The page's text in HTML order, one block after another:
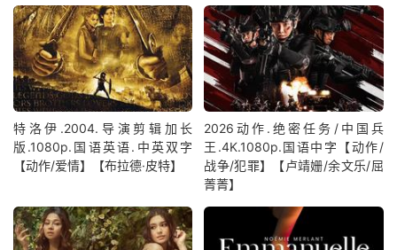
特洛伊.2004.导演剪辑加长
版.1080p.国语英语.中英双字
【动作/爱情】【布拉德·皮特】
2026动作.绝密任务/中国兵
王.4K.1080p.国语中字【动作/
战争/犯罪】【卢靖姗/余文乐/屈
菁菁】